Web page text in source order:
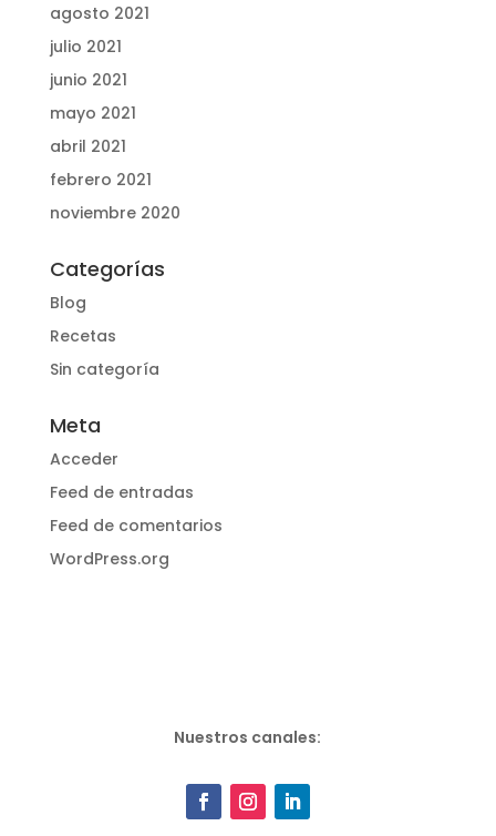
agosto 2021
julio 2021
junio 2021
mayo 2021
abril 2021
febrero 2021
noviembre 2020
Categorías
Blog
Recetas
Sin categoría
Meta
Acceder
Feed de entradas
Feed de comentarios
WordPress.org
Nuestros canales: